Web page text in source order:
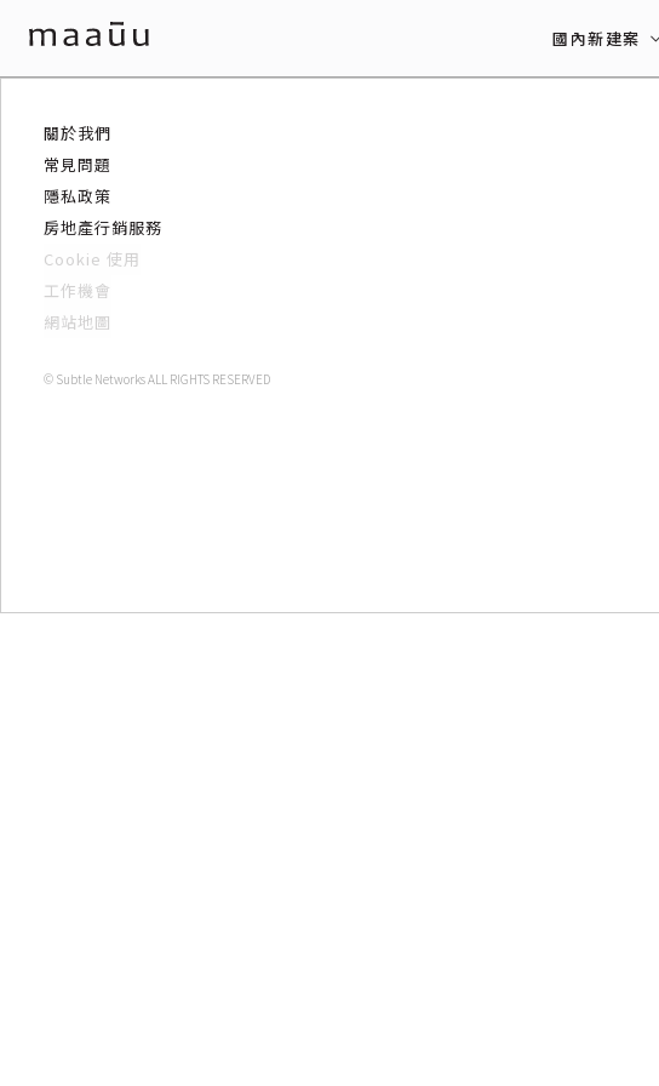
國內新建案
關於我們
常見問題
隱私政策
房地產行銷服務
Cookie 使用
工作機會
網站地圖
© Subtle Networks ALL RIGHTS RESERVED